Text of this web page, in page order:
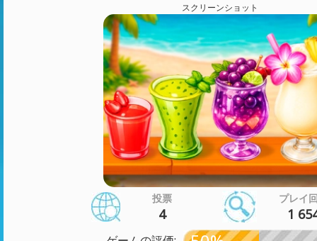
スクリーンショット
投票
4
プレイ
1